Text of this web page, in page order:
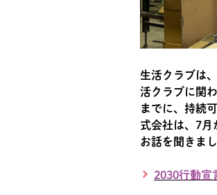
生活クラブは
活クラブに関
までに、持続
式会社は、7月
お話を聞きまし
2030行動宣